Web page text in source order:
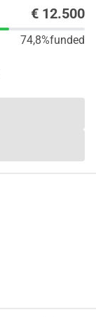
€ 12.500
74,8%funded